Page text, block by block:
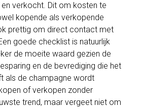
verkocht. Dit om kosten te
kopende als verkopende
prettig om direct contact met
goede checklist is natuurlijk
de moeite waard gezien de
en de bevrediging die het
als de champagne wordt
of verkopen zonder
trend, maar vergeet niet om